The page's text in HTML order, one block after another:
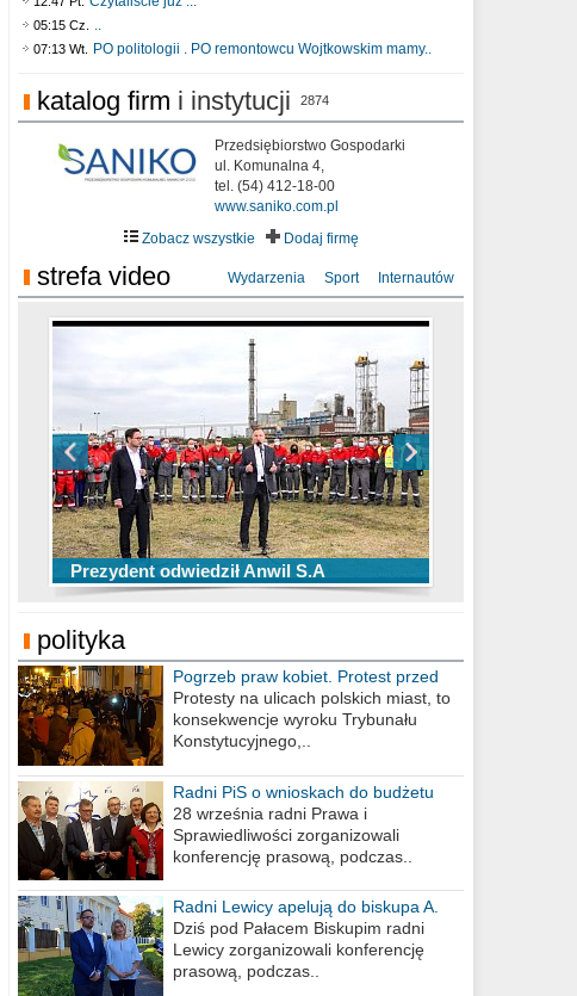
05:15 Cz. ..
07:13 Wt. PO politologii . PO remontowcu Wojtkowskim mamy..
katalog firm i instytucji 2874
Przedsiębiorstwo Gospodarki
ul. Komunalna 4,
tel. (54) 412-18-00
www.saniko.com.pl
Zobacz wszystkie
Dodaj firmę
strefa video Wydarzenia Sport Internautów
Prezydent odwiedził Anwil S.A
TOP 10 przechwytów Anwilu Włocławek
w EBL w sezonie 2019/2020
TOP 5 rzutów Anwilu Włocławek w BCL
w sezonie 2019/2020
Ni To Ponk - W oczach mamy strach
sixf33t .Last Year DRONE FOOTAGE
Włocławek
XXIII Sesja Rady Miasta Włocławek VIII
kadencji w dniu 09.06.2020 r.
polityka
Pogrzeb praw kobiet. Protest przed
biurem poselskim PiS
Protesty na ulicach polskich miast, to
konsekwencje wyroku Trybunału
Konstytucyjnego,..
Radni PiS o wnioskach do budżetu
miasta na 2021 rok
28 września radni Prawa i
Sprawiedliwości zorganizowali
konferencję prasową, podczas..
Radni Lewicy apelują do biskupa A.
Wiesława Meringa
Dziś pod Pałacem Biskupim radni
Lewicy zorganizowali konferencję
prasową, podczas..